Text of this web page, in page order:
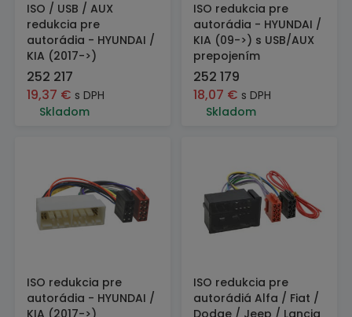
ISO / USB / AUX
redukcia pre
autorádia - HYUNDAI /
KIA (2017->)
252 217
19,37 € s DPH
Skladom
ISO redukcia pre
autorádia - HYUNDAI /
KIA (09->) s USB/AUX
prepojením
252 179
18,07 € s DPH
Skladom
ISO redukcia pre
autorádia - HYUNDAI /
KIA (2017->)
ISO redukcia pre
autorádiá Alfa / Fiat /
Dodge / Jeep / Lancia